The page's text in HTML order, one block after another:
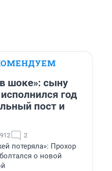
шоке»: сыну
год
пост и
2
потеряла»: Прохор
о новой